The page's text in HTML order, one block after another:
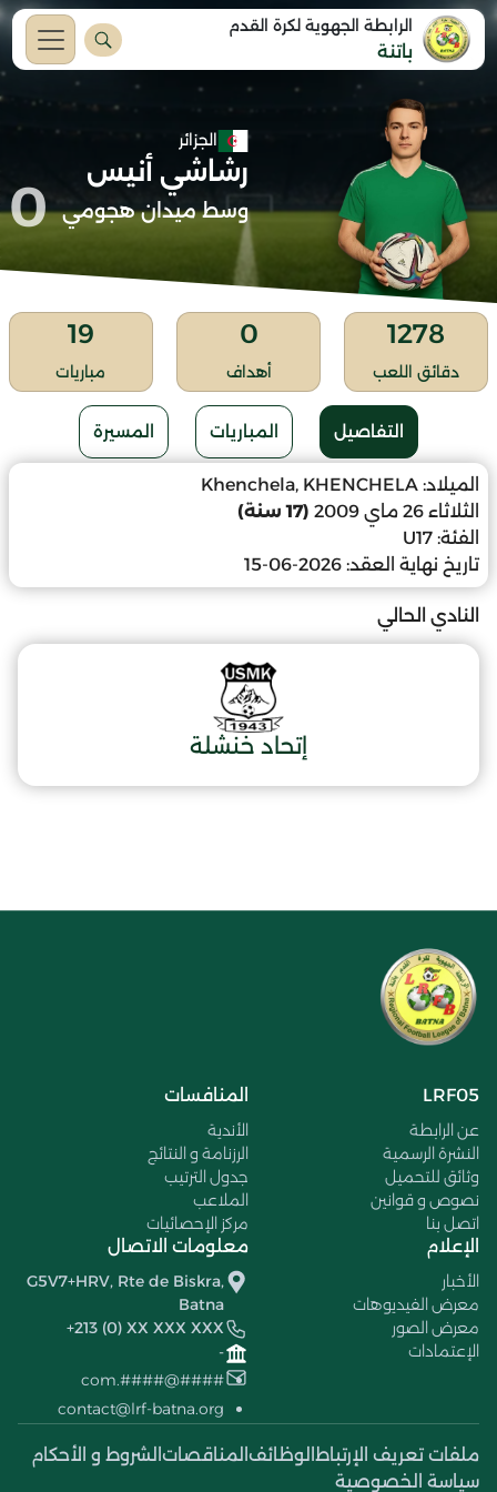
الرابطة الجهوية لكرة القدم
باتنة
الجزائر
رشاشي أنيس
وسط ميدان هجومي 0
1278
دقائق اللعب
0
أهداف
19
مباريات
التفاصيل المباريات المسيرة
الميلاد: Khenchela, KHENCHELA
الثلاثاء 26 ماي 2009
(17 سنة)
الفئة: U17
تاريخ نهاية العقد: 2026-06-15
النادي الحالي
إتحاد خنشلة
LRF05
عن الرابطة
النشرة الرسمية
وثائق للتحميل
نصوص و قوانين
اتصل بنا
المنافسات
الأندية
الرزنامة و النتائج
جدول الترتيب
الملاعب
مركز الإحصائيات
الإعلام
الأخبار
معرض الفيديوهات
معرض الصور
الإعتمادات
معلومات الاتصال
G5V7+HRV, Rte de Biskra,
Batna
+213 (0) XX XXX XXX
-
####@####.com
contact@lrf-batna.org
ملفات تعريف الإرتباط الوظائف المناقصات الشروط و الأحكام
سياسة الخصوصية